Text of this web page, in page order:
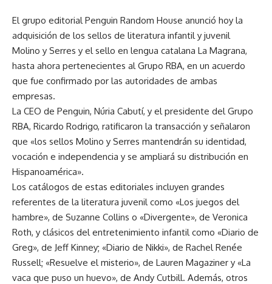
El grupo editorial Penguin Random House anunció hoy la
adquisición de los sellos de literatura infantil y juvenil
Molino y Serres y el sello en lengua catalana La Magrana,
hasta ahora pertenecientes al Grupo RBA, en un acuerdo
que fue confirmado por las autoridades de ambas
empresas.
La CEO de Penguin, Núria Cabutí, y el presidente del Grupo
RBA, Ricardo Rodrigo, ratificaron la transacción y señalaron
que «los sellos Molino y Serres mantendrán su identidad,
vocación e independencia y se ampliará su distribución en
Hispanoamérica».
Los catálogos de estas editoriales incluyen grandes
referentes de la literatura juvenil como «Los juegos del
hambre», de Suzanne Collins o «Divergente», de Veronica
Roth, y clásicos del entretenimiento infantil como «Diario de
Greg», de Jeff Kinney; «Diario de Nikki», de Rachel Renée
Russell; «Resuelve el misterio», de Lauren Magaziner y «La
vaca que puso un huevo», de Andy Cutbill. Además, otros